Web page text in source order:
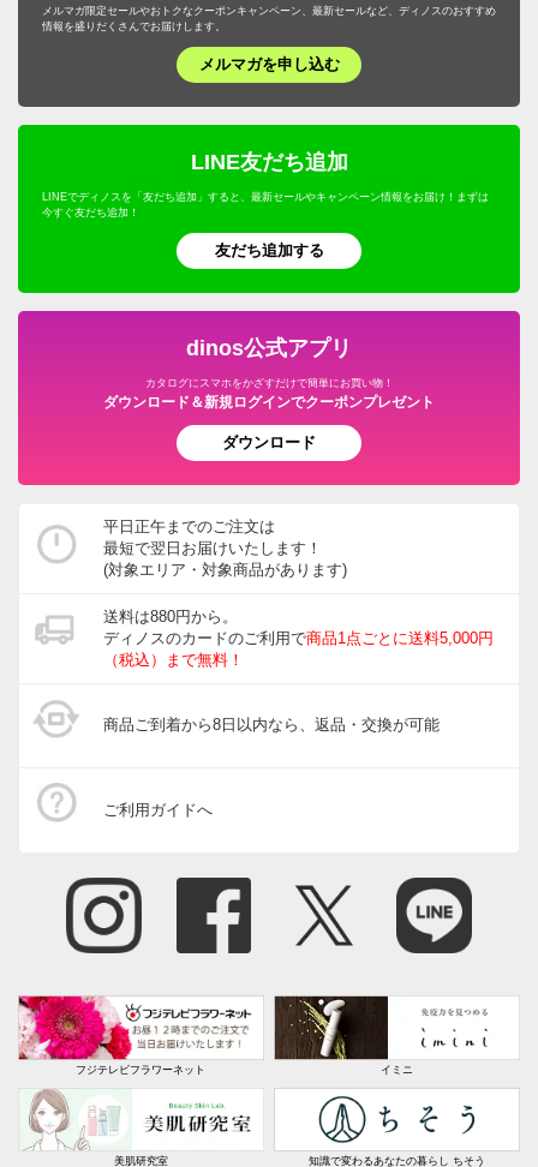
メルマガ限定セールやおトクなクーポンキャンペーン、最新セールなど、ディノスのおすすめ
情報を盛りだくさんでお届けします。
メルマガを申し込む
LINE友だち追加
LINEでディノスを「友だち追加」すると、最新セールやキャンペーン情報をお届け！まずは
今すぐ友だち追加！
友だち追加する
dinos公式アプリ
カタログにスマホをかざすだけで簡単にお買い物！
ダウンロード＆新規ログインでクーポンプレゼント
ダウンロード
平日正午までのご注文は
最短で翌日お届けいたします！
(対象エリア・対象商品があります)
送料は880円から。
ディノスのカードのご利用で商品1点ごとに送料5,000円
（税込）まで無料！
商品ご到着から8日以内なら、返品・交換が可能
ご利用ガイドへ
フジテレビフラワーネット イミニ
美肌研究室 知識で変わるあなたの暮らし ちそう